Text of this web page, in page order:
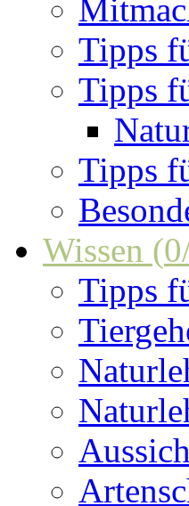
Tipps
Tipps
Tipps
Wissen (0
Tipps